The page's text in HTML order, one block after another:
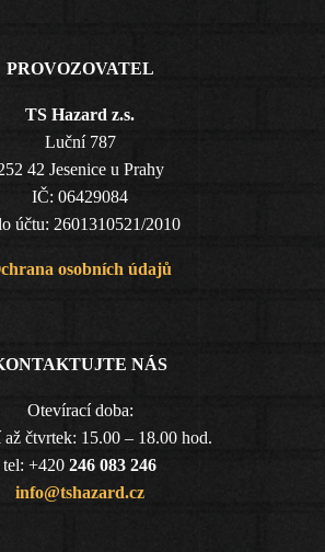
PROVOZOVATEL
TS Hazard z.s.
Luční 787
42 Jesenice u Prahy
IČ: 06429084
účtu: 2601310521/2010
osobních údajů
NÁS
Otevírací doba:
až čtvrtek: 15.00 – 18.00 hod.
tel: +420 246 083 246
info@tshazard.cz